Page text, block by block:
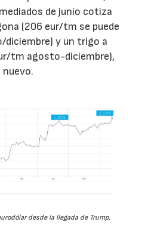
de junio cotiza
(206 eur/tm se puede
diciembre) y un trigo a
tm agosto-diciembre),
nuevo.
desde la llegada de Trump.